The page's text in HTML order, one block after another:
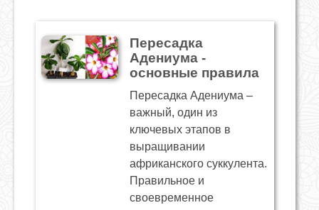
Пересадка
Адениума -
основные правила
Пересадка Адениума –
важный, один из
ключевых этапов в
выращивании
африканского суккулента.
Правильное и
своевременное